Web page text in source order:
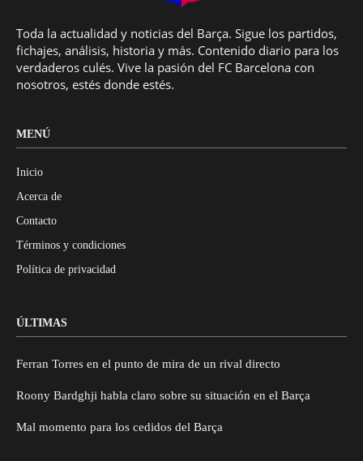
Toda la actualidad y noticias del Barça. Sigue los partidos,
fichajes, análisis, historia y más. Contenido diario para los
verdaderos culés. Vive la pasión del FC Barcelona con
nosotros, estés donde estés.
MENÚ
Inicio
Acerca de
Contacto
Términos y condiciones
Política de privacidad
ÚLTIMAS
Ferran Torres en el punto de mira de un rival directo
Roony Bardghji habla claro sobre su situación en el Barça
Mal momento para los cedidos del Barça